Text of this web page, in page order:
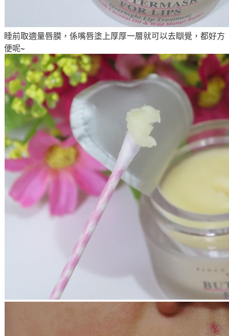
睡前取適量唇膜，係嘴唇塗上厚厚一層就可以去瞓覺 ，都好方
便呢~